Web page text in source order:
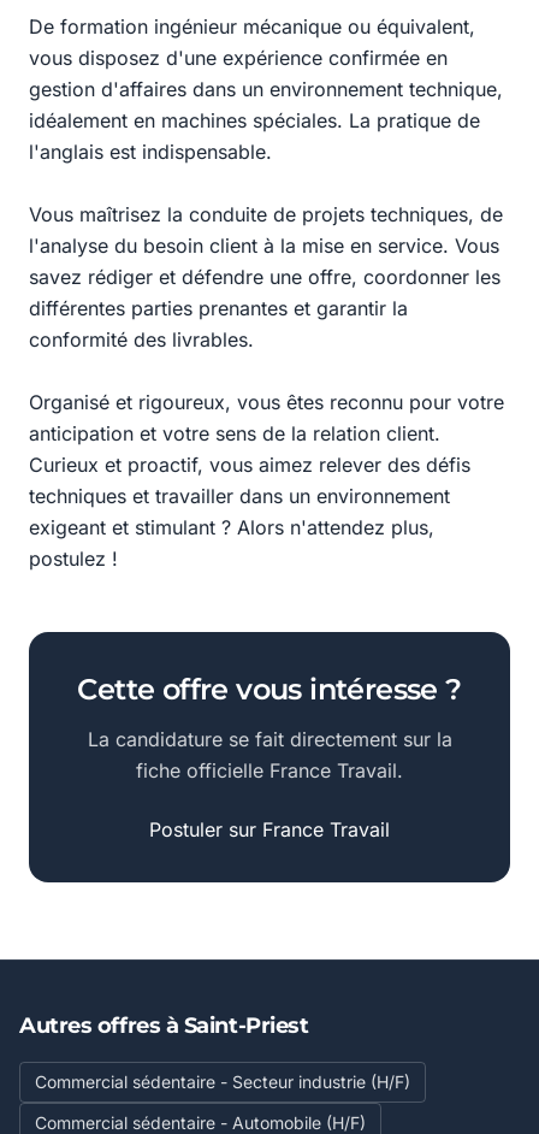
De formation ingénieur mécanique ou équivalent,
vous disposez d'une expérience confirmée en
gestion d'affaires dans un environnement technique,
idéalement en machines spéciales. La pratique de
l'anglais est indispensable.
Vous maîtrisez la conduite de projets techniques, de
l'analyse du besoin client à la mise en service. Vous
savez rédiger et défendre une offre, coordonner les
différentes parties prenantes et garantir la
conformité des livrables.
Organisé et rigoureux, vous êtes reconnu pour votre
anticipation et votre sens de la relation client.
Curieux et proactif, vous aimez relever des défis
techniques et travailler dans un environnement
exigeant et stimulant ? Alors n'attendez plus,
postulez !
Cette offre vous intéresse ?
La candidature se fait directement sur la
fiche officielle France Travail.
Postuler sur France Travail
Autres offres à Saint-Priest
Commercial sédentaire - Secteur industrie (H/F)
Commercial sédentaire - Automobile (H/F)